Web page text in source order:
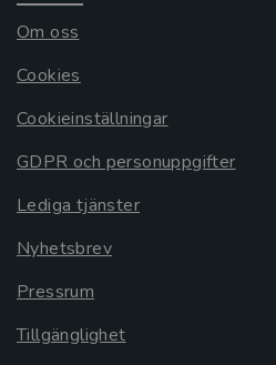
Om oss
Cookies
Cookieinställningar
GDPR och personuppgifter
Lediga tjänster
Nyhetsbrev
Pressrum
Tillgänglighet